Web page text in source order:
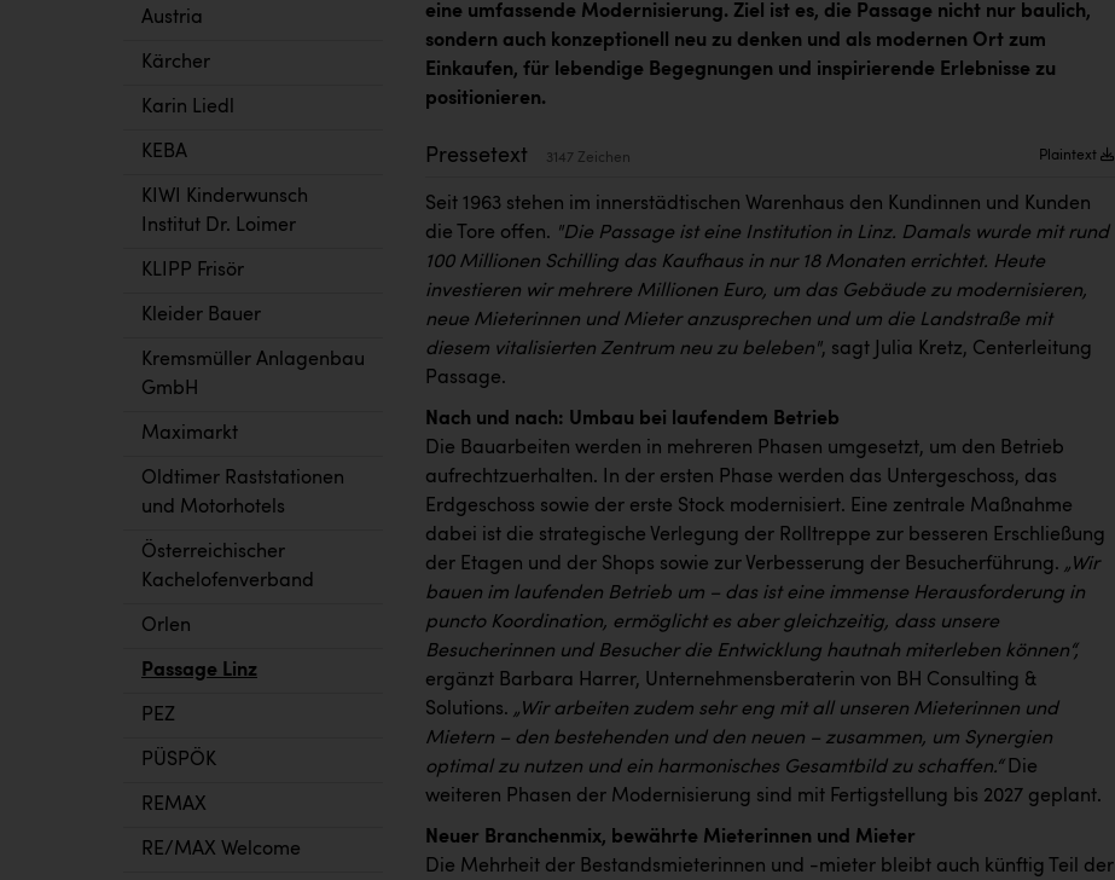
Austria
Kärcher
Karin Liedl
KEBA
KIWI Kinderwunsch
Institut Dr. Loimer
KLIPP Frisör
Kleider Bauer
Kremsmüller Anlagenbau
GmbH
Maximarkt
Oldtimer Raststationen
und Motorhotels
Österreichischer
Kachelofenverband
Orlen
Passage Linz
PEZ
PÜSPÖK
REMAX
RE/MAX Welcome
eine umfassende Modernisierung. Ziel ist es, die Passage nicht nur baulich,
sondern auch konzeptionell neu zu denken und als modernen Ort zum
Einkaufen, für lebendige Begegnungen und inspirierende Erlebnisse zu
positionieren.
Pressetext 3147 Zeichen Plaintext
Seit 1963 stehen im innerstädtischen Warenhaus den Kundinnen und Kunden
die Tore offen. "Die Passage ist eine Institution in Linz. Damals wurde mit rund
100 Millionen Schilling das Kaufhaus in nur 18 Monaten errichtet. Heute
investieren wir mehrere Millionen Euro, um das Gebäude zu modernisieren,
neue Mieterinnen und Mieter anzusprechen und um die Landstraße mit
diesem vitalisierten Zentrum neu zu beleben", sagt Julia Kretz, Centerleitung
Passage.
Nach und nach: Umbau bei laufendem Betrieb
Die Bauarbeiten werden in mehreren Phasen umgesetzt, um den Betrieb
aufrechtzuerhalten. In der ersten Phase werden das Untergeschoss, das
Erdgeschoss sowie der erste Stock modernisiert. Eine zentrale Maßnahme
dabei ist die strategische Verlegung der Rolltreppe zur besseren Erschließung
der Etagen und der Shops sowie zur Verbesserung der Besucherführung. „Wir
bauen im laufenden Betrieb um – das ist eine immense Herausforderung in
puncto Koordination, ermöglicht es aber gleichzeitig, dass unsere
Besucherinnen und Besucher die Entwicklung hautnah miterleben können“,
ergänzt Barbara Harrer, Unternehmensberaterin von BH Consulting &
Solutions. „Wir arbeiten zudem sehr eng mit all unseren Mieterinnen und
Mietern – den bestehenden und den neuen – zusammen, um Synergien
optimal zu nutzen und ein harmonisches Gesamtbild zu schaffen.“ Die
weiteren Phasen der Modernisierung sind mit Fertigstellung bis 2027 geplant.
Neuer Branchenmix, bewährte Mieterinnen und Mieter
Die Mehrheit der Bestandsmieterinnen und -mieter bleibt auch künftig Teil der